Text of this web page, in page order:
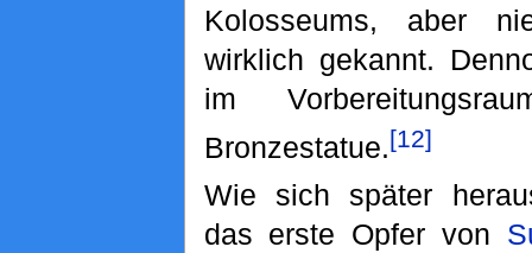
Kolosseums, aber
wirklich gekannt.
im
Bronzestatue.[12]
Wie sich später
das erste Opfer von